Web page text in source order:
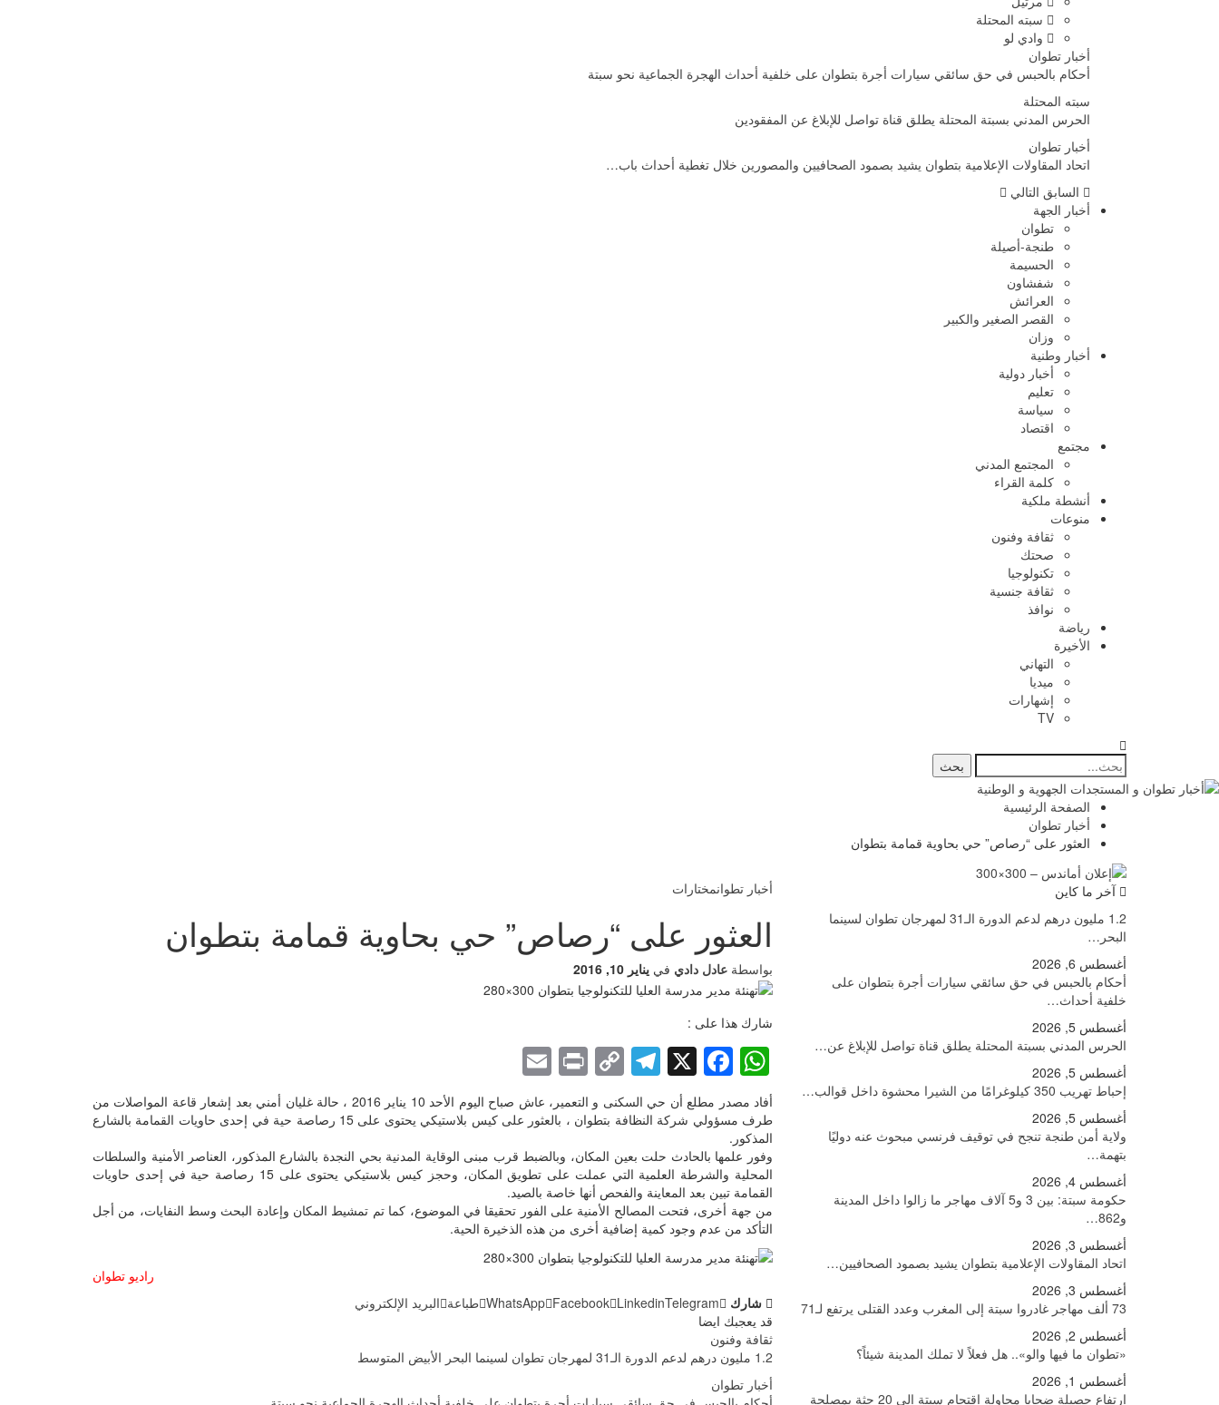
سبته المحتلة
وادي لو
أخبار تطوان
أحكام بالحبس في حق سائقي سيارات أجرة بتطوان على خلفية أحداث الهجرة الجماعية نحو سبتة
سبته المحتلة
الحرس المدني بسبتة المحتلة يطلق قناة تواصل للإبلاغ عن المفقودين
أخبار تطوان
اتحاد المقاولات الإعلامية بتطوان يشيد بصمود الصحافيين والمصورين خلال تغطية أحداث باب…
السابق التالي
أخبار الجهة
تطوان
طنجة-أصيلة
الحسيمة
شفشاون
العرائش
القصر الصغير والكبير
وزان
أخبار وطنية
أخبار دولية
تعليم
سياسة
اقتصاد
مجتمع
المجتمع المدني
كلمة القراء
أنشطة ملكية
منوعات
ثقافة وفنون
صحتك
تكنولوجيا
ثقافة جنسية
نوافذ
رياضة
الأخيرة
التهاني
ميديا
إشهارات
TV
الصفحة الرئيسية
أخبار تطوان
العثور على “رصاص” حي بحاوية قمامة بتطوان
أخبار تطوانمختارات
العثور على “رصاص” حي بحاوية قمامة بتطوان
بواسطة عادل دادي في يناير 10, 2016
شارك هذا على :
WhatsApp
Facebook
X
Telegram
Copy
Link
Print
أفاد مصدر مطلع أن حي السكنى و التعمير، عاش صباح اليوم الأحد 10 يناير 2016 ، حالة غليان أمني بعد إشعار قاعة المواصلات من
طرف مسؤولي شركة النظافة بتطوان ، بالعثور على كيس بلاستيكي يحتوى على 15 رصاصة حية في إحدى حاويات القمامة بالشارع
المذكور.
وفور علمها بالحادث حلت بعين المكان، وبالضبط قرب مبنى الوقاية المدنية بحي النجدة بالشارع المذكور، العناصر الأمنية والسلطات
المحلية والشرطة العلمية التي عملت على تطويق المكان، وحجز كيس بلاستيكي يحتوى على 15 رصاصة حية في إحدى حاويات
القمامة تبين بعد المعاينة والفحص أنها خاصة بالصيد.
من جهة أخرى، فتحت المصالح الأمنية على الفور تحقيقا في الموضوع، كما تم تمشيط المكان وإعادة البحث وسط النفايات، من أجل
التأكد من عدم وجود كمية إضافية أخرى من هذه الذخيرة الحية.
راديو تطوان
شارك
WhatsApp Facebook LinkedinTelegram طباعة البريد الإلكتروني
قد يعجبك ايضا
ثقافة وفنون
1.2 مليون درهم لدعم الدورة الـ31 لمهرجان تطوان لسينما البحر الأبيض المتوسط
أخبار تطوان
آخر ما كاين
1.2 مليون درهم لدعم الدورة الـ31 لمهرجان تطوان لسينما
البحر…
أغسطس 6, 2026
أحكام بالحبس في حق سائقي سيارات أجرة بتطوان على
خلفية أحداث…
أغسطس 5, 2026
الحرس المدني بسبتة المحتلة يطلق قناة تواصل للإبلاغ عن…
أغسطس 5, 2026
إحباط تهريب 350 كيلوغرامًا من الشيرا محشوة داخل قوالب…
أغسطس 5, 2026
ولاية أمن طنجة تنجح في توقيف فرنسي مبحوث عنه دوليًا
بتهمة…
أغسطس 4, 2026
حكومة سبتة: بين 3 و5 آلاف مهاجر ما زالوا داخل المدينة
و862…
أغسطس 3, 2026
اتحاد المقاولات الإعلامية بتطوان يشيد بصمود الصحافيين…
أغسطس 3, 2026
73 ألف مهاجر غادروا سبتة إلى المغرب وعدد القتلى يرتفع لـ71
أغسطس 2, 2026
«تطوان ما فيها والو».. هل فعلاً لا تملك المدينة شيئاً؟
أغسطس 1, 2026
ارتفاع حصيلة ضحايا محاولة اقتحام سبتة إلى 20 جثة بمصلحة